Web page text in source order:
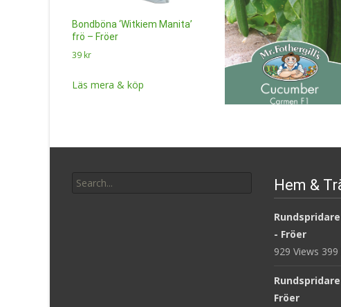
Bondböna ‘Witkiem Manita’
frö – Fröer
39 kr
Läs mera & köp
Läs mera & köp
for:
Hem &
- Fröer
929 Views 399
Fröer